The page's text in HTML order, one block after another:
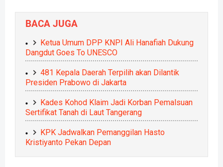
BACA JUGA
Ketua Umum DPP KNPI Ali Hanafiah Dukung
Dangdut Goes To UNESCO
481 Kepala Daerah Terpilih akan Dilantik
Presiden Prabowo di Jakarta
Kades Kohod Klaim Jadi Korban Pemalsuan
Sertifikat Tanah di Laut Tangerang
KPK Jadwalkan Pemanggilan Hasto
Kristiyanto Pekan Depan